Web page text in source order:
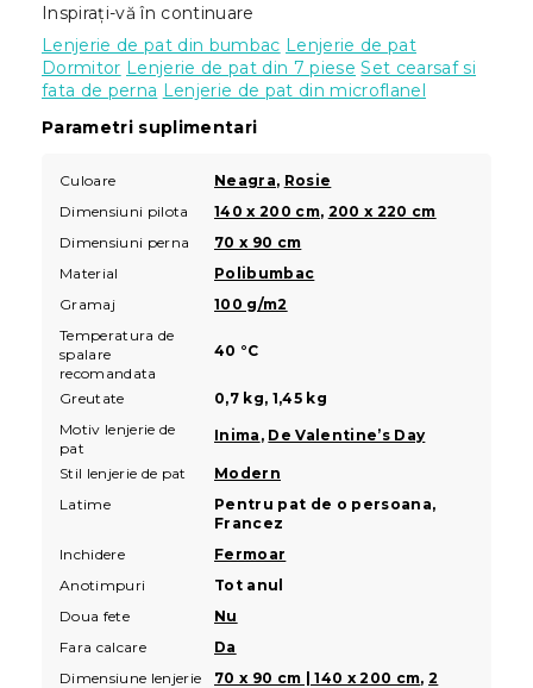
Inspirați-vă în continuare
Lenjerie de pat din bumbac Lenjerie de pat
Dormitor Lenjerie de pat din 7 piese Set cearsaf si
fata de perna Lenjerie de pat din microflanel
Parametri suplimentari
Culoare Neagra, Rosie
Dimensiuni pilota
140 x 200 cm, 200 x 220 cm
Dimensiuni perna
70 x 90 cm
Material
Polibumbac
Gramaj
100 g/m2
Temperatura de
spalare
recomandata
40 °C
Greutate
0,7 kg, 1,45 kg
Motiv lenjerie de
pat
Inima , De Valentine’s Day
Stil lenjerie de pat
Modern
Latime
Pentru pat de o persoana,
Francez
Inchidere
Fermoar
Anotimpuri
Tot anul
Doua fete
Nu
Fara calcare
Da
Dimensiune lenjerie
70 x 90 cm | 140 x 200 cm,2